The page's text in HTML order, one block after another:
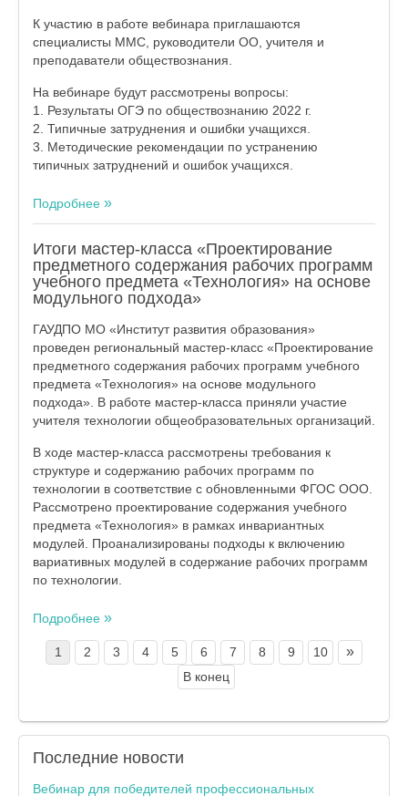
К участию в работе вебинара приглашаются
специалисты ММС, руководители ОО, учителя и
преподаватели обществознания.
На вебинаре будут рассмотрены вопросы:
1. Результаты ОГЭ по обществознанию 2022 г.
2. Типичные затруднения и ошибки учащихся.
3. Методические рекомендации по устранению
типичных затруднений и ошибок учащихся.
Подробнее
Итоги мастер-класса «Проектирование
предметного содержания рабочих программ
учебного предмета «Технология» на основе
модульного подхода»
ГАУДПО МО «Институт развития образования»
проведен региональный мастер-класс «Проектирование
предметного содержания рабочих программ учебного
предмета «Технология» на основе модульного
подхода». В работе мастер-класса приняли участие
учителя технологии общеобразовательных организаций.
В ходе мастер-класса рассмотрены требования к
структуре и содержанию рабочих программ по
технологии в соответствие с обновленными ФГОС ООО.
Рассмотрено проектирование содержания учебного
предмета «Технология» в рамках инвариантных
модулей. Проанализированы подходы к включению
вариативных модулей в содержание рабочих программ
по технологии.
Подробнее
1 2 3 4 5 6 7 8 9 10 »
В конец
Последние новости
Вебинар для победителей профессиональных